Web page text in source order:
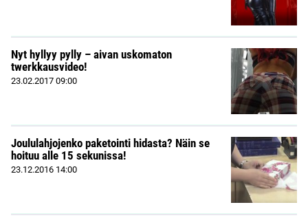
Nyt hyllyy pylly – aivan uskomaton
twerkkausvideo!
23.02.2017 09:00
Joululahjojenko paketointi hidasta? Näin se
hoituu alle 15 sekunissa!
23.12.2016 14:00